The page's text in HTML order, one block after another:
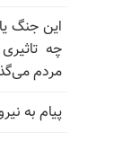
این جنگ
چه
مردم
پیام به